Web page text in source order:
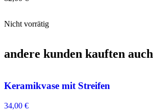
Nicht vorrätig
andere kunden kauften auch
Keramikvase mit Streifen
34,00 €